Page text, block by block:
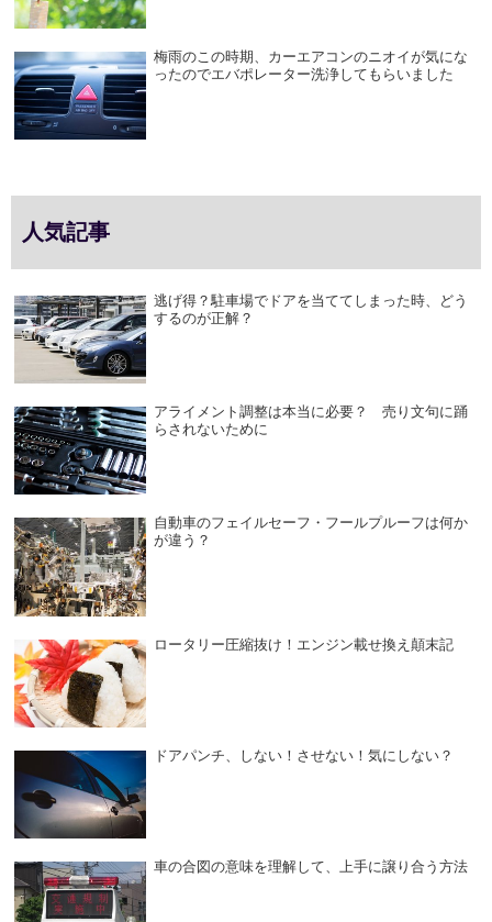
梅雨のこの時期、カーエアコンのニオイが気にな
ったのでエバポレーター洗浄してもらいました
人気記事
逃げ得？駐車場でドアを当ててしまった時、どう
するのが正解？
アライメント調整は本当に必要？ 売り文句に踊
らされないために
自動車のフェイルセーフ・フールプルーフは何か
が違う？
ロータリー圧縮抜け！エンジン載せ換え顛末記
ドアパンチ、しない！させない！気にしない？
車の合図の意味を理解して、上手に譲り合う方法